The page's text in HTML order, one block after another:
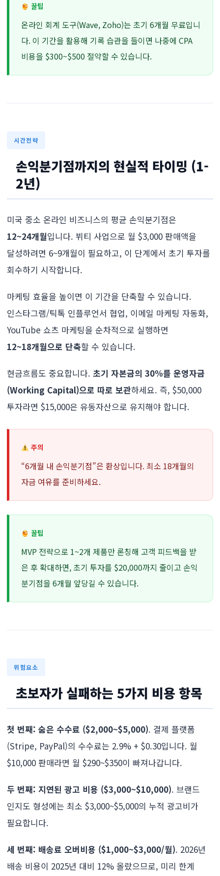
꿀팁
온라인 회계 도구(Wave, Zoho)는 초기 6개월 무료입니
다. 이 기간을 활용해 기록 습관을 들이면 나중에 CPA
비용을 $300~$500 절약할 수 있습니다.
시간전략
손익분기점까지의 현실적 타이밍 (1-
2년)
미국 중소 온라인 비즈니스의 평균 손익분기점은
12~24개월입니다. 뷔티 사업으로 월 $3,000 판매액을
달성하려면 6~9개월이 필요하고, 이 단계에서 초기 투자를
회수하기 시작합니다.
마케팅 효율을 높이면 이 기간을 단축할 수 있습니다.
인스타그램/틱톡 인플루언서 협업, 이메일 마케팅 자동화,
YouTube 쇼츠 마케팅을 순차적으로 실행하면
12~18개월으로 단축할 수 있습니다.
현금흐름도 중요합니다. 초기 자본금의 30%를 운영자금
(Working Capital)으로 따로 보관하세요. 즉, $50,000
투자라면 $15,000은 유동자산으로 유지해야 합니다.
주의
“6개월 내 손익분기점”은 환상입니다. 최소 18개월의
자금 여유를 준비하세요.
꿀팁
MVP 전략으로 1~2개 제품만 론칭해 고객 피드백을 받
은 후 확대하면, 초기 투자를 $20,000까지 줄이고 손익
분기점을 6개월 앞당길 수 있습니다.
위험요소
초보자가 실패하는 5가지 비용 항목
첫 번째: 숨은 수수료 ($2,000~$5,000). 결제 플랫폼
(Stripe, PayPal)의 수수료는 2.9% + $0.30입니다. 월
$10,000 판매라면 월 $290~$350이 빠져나갑니다.
두 번째: 지연된 광고 비용 ($3,000~$10,000). 브랜드
인지도 형성에는 최소 $3,000~$5,000의 누적 광고비가
필요합니다.
세 번째: 배송료 오버비용 ($1,000~$3,000/월). 2026년
배송 비용이 2025년 대비 12% 올랐으므로, 미리 한계